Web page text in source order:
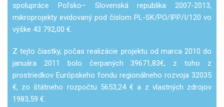
spolupráce Poľsko– Slovenská republika 2007-2013,
mikroprojekty evidovaný pod číslom PL-SK/PO/IPP/I/120 vo
výške 43 792,00 €.
Z tejto čiastky, počas realizácie projektu od marca 2010 do
januára 2011 bolo čerpaných 39671,83€, z toho z
prostriedkov Európskeho fondu regionálneho rozvoja 32035
€, zo štátneho rozpočtu 5653,24 € a z vlastných zdrojov
1983,59 €.